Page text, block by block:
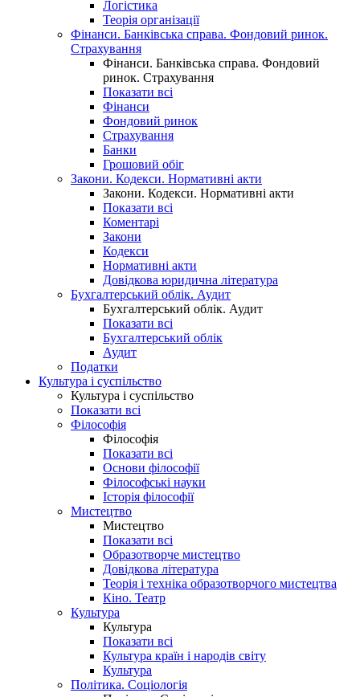
Логістика
Теорія організації
Фінанси. Банківська справа. Фондовий ринок.
Страхування
Фінанси. Банківська справа. Фондовий
ринок. Страхування
Показати всі
Фінанси
Фондовий ринок
Страхування
Банки
Грошовий обіг
Закони. Кодекси. Нормативні акти
Закони. Кодекси. Нормативні акти
Показати всі
Коментарі
Закони
Кодекси
Нормативні акти
Довідкова юридична література
Бухгалтерський облік. Аудит
Бухгалтерський облік. Аудит
Показати всі
Бухгалтерський облік
Аудит
Податки
Культура і суспільство
Культура і суспільство
Показати всі
Філософія
Філософія
Показати всі
Основи філософії
Філософські науки
Історія філософії
Мистецтво
Мистецтво
Показати всі
Образотворче мистецтво
Довідкова література
Теорія і техніка образотворчого мистецтва
Кіно. Театр
Культура
Культура
Показати всі
Культура країн і народів світу
Культура
Політика. Соціологія